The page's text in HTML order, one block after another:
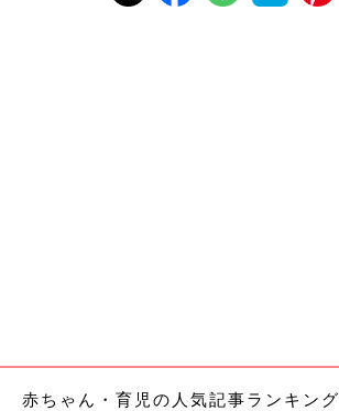
赤ちゃん・育児の人気記事ランキング